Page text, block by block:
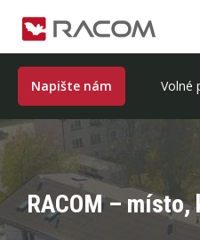
Napište nám Volné
RACOM –